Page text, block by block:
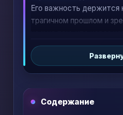
Его важность держится
трагичном прошлом и
раскрывает темы
семьи и последствий
Содержание